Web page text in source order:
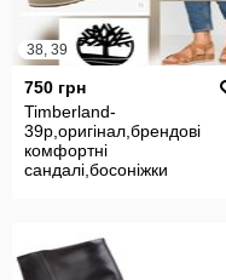
38, 39
750 грн
Timberland-
39p,оригінал,брендові
комфортні
сандалі,босоніжки